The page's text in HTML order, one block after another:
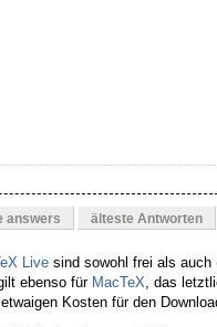
answers älteste Antworten
Live sind sowohl frei als auch
ebenso für MacTeX, das
Kosten für den